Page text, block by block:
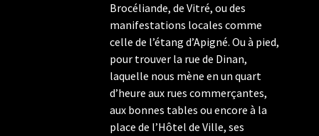
Brocéliande, de Vitré, ou des
manifestations locales comme
celle de l’étang d’Apigné. Ou à pied,
pour trouver la rue de Dinan,
laquelle nous mène en un quart
d’heure aux rues commerçantes,
aux bonnes tables ou encore à la
place de l’Hôtel de Ville, ses